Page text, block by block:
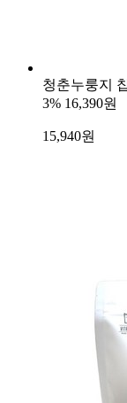
청춘누룽지
3% 16,390원
15,940원